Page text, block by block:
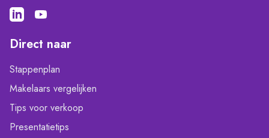
Direct naar
Stappenplan
Makelaars vergelijken
Tips voor verkoop
Presentatietips